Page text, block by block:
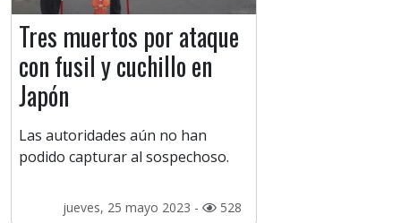
Tres muertos por ataque
con fusil y cuchillo en
Japón
Las autoridades aún no han
podido capturar al sospechoso.
jueves, 25 mayo 2023 - 528